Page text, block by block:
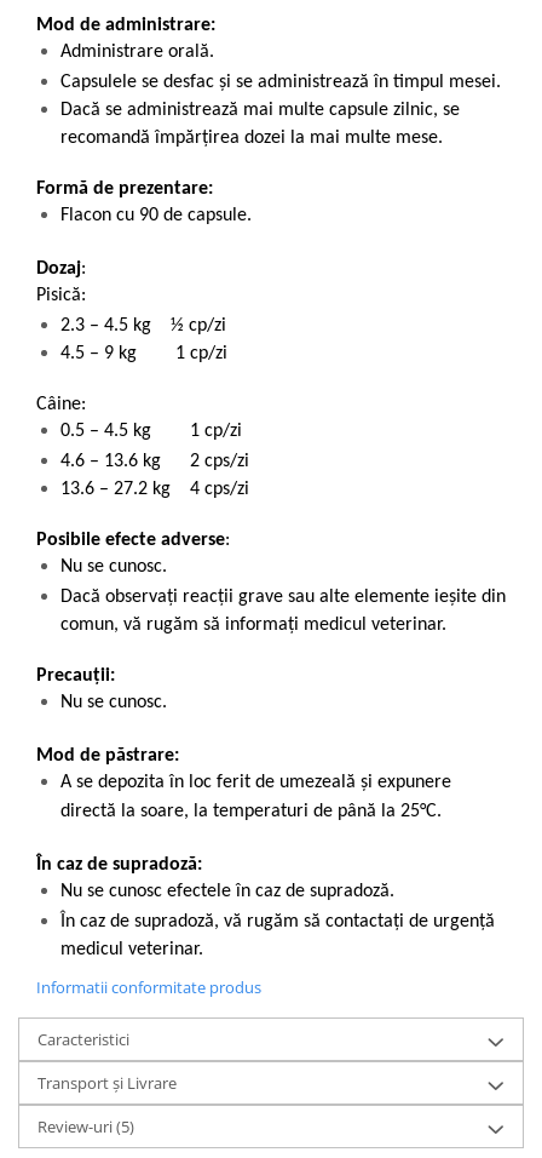
Mod de administrare:
Administrare orală.
Capsulele se desfac și se administrează în timpul mesei.
Dacă se administrează mai multe capsule zilnic, se
recomandă împărțirea dozei la mai multe mese.
Formă de prezentare:
Flacon cu 90 de capsule.
Dozaj:
Pisică:
2.3 – 4.5 kg ½ cp/zi
4.5 – 9 kg 1 cp/zi
Câine:
0.5 – 4.5 kg 1 cp/zi
4.6 – 13.6 kg 2 cps/zi
13.6 – 27.2 kg 4 cps/zi
Posibile efecte adverse:
Nu se cunosc.
Dacă observaţi reacţii grave sau alte elemente ieșite din
comun, vă rugăm să informați medicul veterinar.
Precauții:
Nu se cunosc.
Mod de păstrare:
A se depozita în loc ferit de umezeală și expunere
directă la soare, la temperaturi de până la 25°C.
În caz de supradoză:
Nu se cunosc efectele în caz de supradoză.
În caz de supradoză, vă rugăm să contactați de urgență
medicul veterinar.
Informatii conformitate produs
Caracteristici
Transport și Livrare
Review-uri(5)